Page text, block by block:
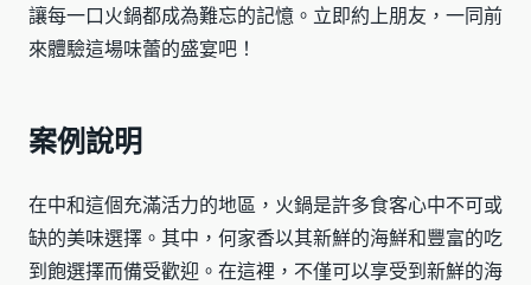
讓每一口火鍋都成為難忘的記憶。立即約上朋友，一同前
來體驗這場味蕾的盛宴吧！
案例說明
在中和這個充滿活力的地區，火鍋是許多食客心中不可或
缺的美味選擇。其中，何家香以其新鮮的海鮮和豐富的吃
到飽選擇而備受歡迎。在這裡，不僅可以享受到新鮮的海